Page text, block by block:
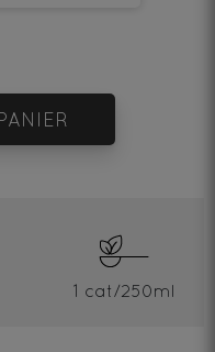
1 cat/250ml